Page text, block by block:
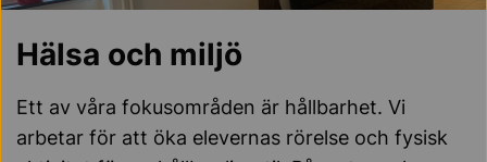
Hälsa och miljö
Ett av våra fokusområden är hållbarhet. Vi
arbetar för att öka elevernas rörelse och fysisk